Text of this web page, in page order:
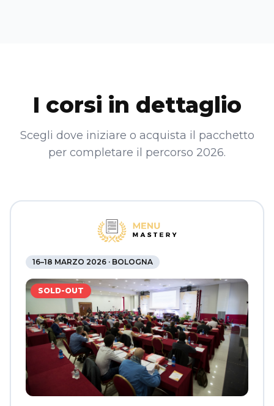
I corsi in dettaglio
Scegli dove iniziare o acquista il pacchetto
per completare il percorso 2026.
16–18 MARZO 2026 · BOLOGNA
SOLD-OUT